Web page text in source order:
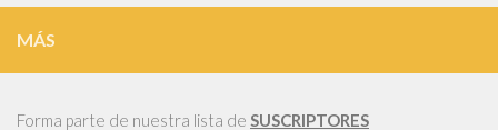
MÁS
Forma parte de nuestra lista de SUSCRIPTORES